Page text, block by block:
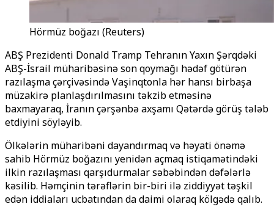
Hörmüz boğazı (Reuters)
ABŞ Prezidenti Donald Tramp Tehranın Yaxın Şərqdəki
ABŞ-İsrail müharibəsinə son qoymağı hədəf götürən
razılaşma çərçivəsində Vaşinqtonla hər hansı birbaşa
müzakirə planlaşdırılmasını təkzib etməsinə
baxmayaraq, İranın çərşənbə axşamı Qətərdə görüş tələb
etdiyini söyləyib.
Ölkələrin müharibəni dayandırmaq və həyati önəmə
sahib Hörmüz boğazını yenidən açmaq istiqamətindəki
ilkin razılaşması qarşıdurmalar səbəbindən dəfələrlə
kəsilib. Həmçinin tərəflərin bir-biri ilə ziddiyyət təşkil
edən iddiaları ucbatından da daimi olaraq kölgədə qalıb.